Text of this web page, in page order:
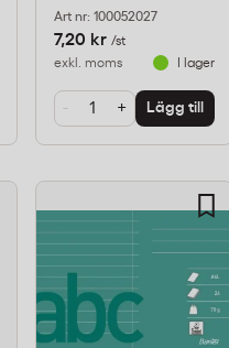
Art nr: 100052027
7,20 kr /st
exkl. moms
I lager
- + Lägg till